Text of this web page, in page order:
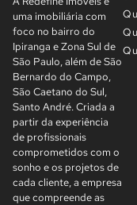
uma imobiliária com
foco no bairro do
Ipiranga e Zona Sul de
São Paulo, além de São
Bernardo do Campo,
São Caetano do Sul,
Santo André. Criada a
partir da experiência
de profissionais
comprometidos com o
sonho e os projetos de
cada cliente, a empresa
que compreende as